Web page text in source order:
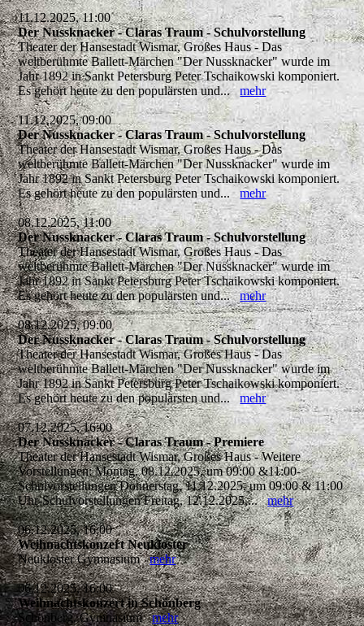
11.12.2025, 11:00
Der Nussknacker - Claras Traum - Schulvorstellung
Theater der Hansestadt Wismar, Großes Haus - Das
weltberühmte Ballett-Märchen "Der Nussknacker" wurde im
Jahr 1892 in Sankt Petersburg Peter Tschaikowski komponiert.
Es gehört heute zu den populärsten und...mehr
11.12.2025, 09:00
Der Nussknacker - Claras Traum - Schulvorstellung
Theater der Hansestadt Wismar, Großes Haus - Das
weltberühmte Ballett-Märchen "Der Nussknacker" wurde im
Jahr 1892 in Sankt Petersburg Peter Tschaikowski komponiert.
Es gehört heute zu den populärsten und...mehr
08.12.2025, 11:00
Der Nussknacker - Claras Traum - Schulvorstellung
Theater der Hansestadt Wismar, Großes Haus - Das
weltberühmte Ballett-Märchen "Der Nussknacker" wurde im
Jahr 1892 in Sankt Petersburg Peter Tschaikowski komponiert.
Es gehört heute zu den populärsten und...mehr
08.12.2025, 09:00
Der Nussknacker - Claras Traum - Schulvorstellung
Theater der Hansestadt Wismar, Großes Haus - Das
weltberühmte Ballett-Märchen "Der Nussknacker" wurde im
Jahr 1892 in Sankt Petersburg Peter Tschaikowski komponiert.
Es gehört heute zu den populärsten und...mehr
07.12.2025, 16:00
Der Nussknacker - Claras Traum - Premiere
Theater der Hansestadt Wismar, Großes Haus - Weitere
Vorstellungen: Montag, 08.12.2025, um 09:00 &11:00-
Schulvorstellungen Donnerstag, 11.12.2025, um 09:00 & 11:00
Uhr-Schulvorstellungen Freitag, 12.12.2025,...mehr
06.12.2025, 16:00
Weihnachtskonzert Neukloster
Neukloster Gymnasiummehr
06.12.2025, 16:00
Weihnachtskonzert in Schönberg
Schönberg, Gymnasiummehr